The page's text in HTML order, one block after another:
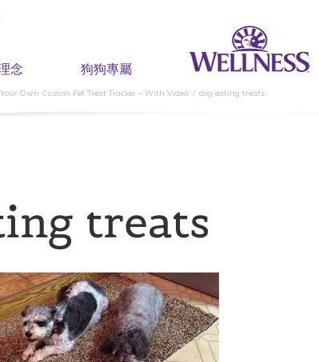
念 狗狗專屬
Own Custom Pet Treat Tracker – With Video dog eating treats
treats